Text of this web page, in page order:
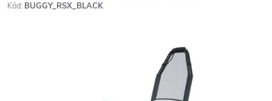
Kód: BUGGY_RSX_BLACK